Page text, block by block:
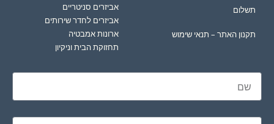
האתר – תנאי שימוש
אביזרים סניטריים
אביזרים לחדר שירותים
ארונות אמבטיה
תחזוקת הבית וניקיון